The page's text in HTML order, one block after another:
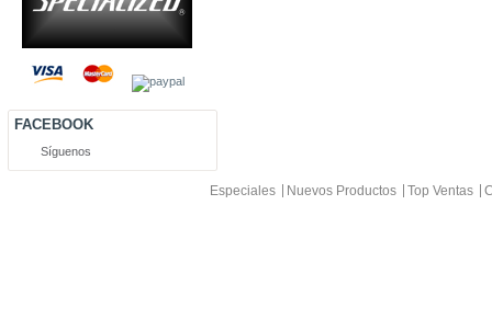
FACEBOOK
Síguenos
Especiales Nuevos Productos Top Ventas